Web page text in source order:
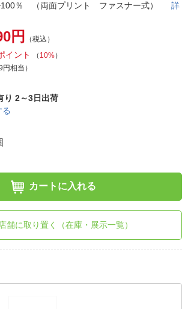
100％ （両面プリント ファスナー式） 詳
円 （税込）
イント （ 10%）
円相当）
り 2～3日出荷
カートに入れる
舗に取り置く（在庫・展示一覧）